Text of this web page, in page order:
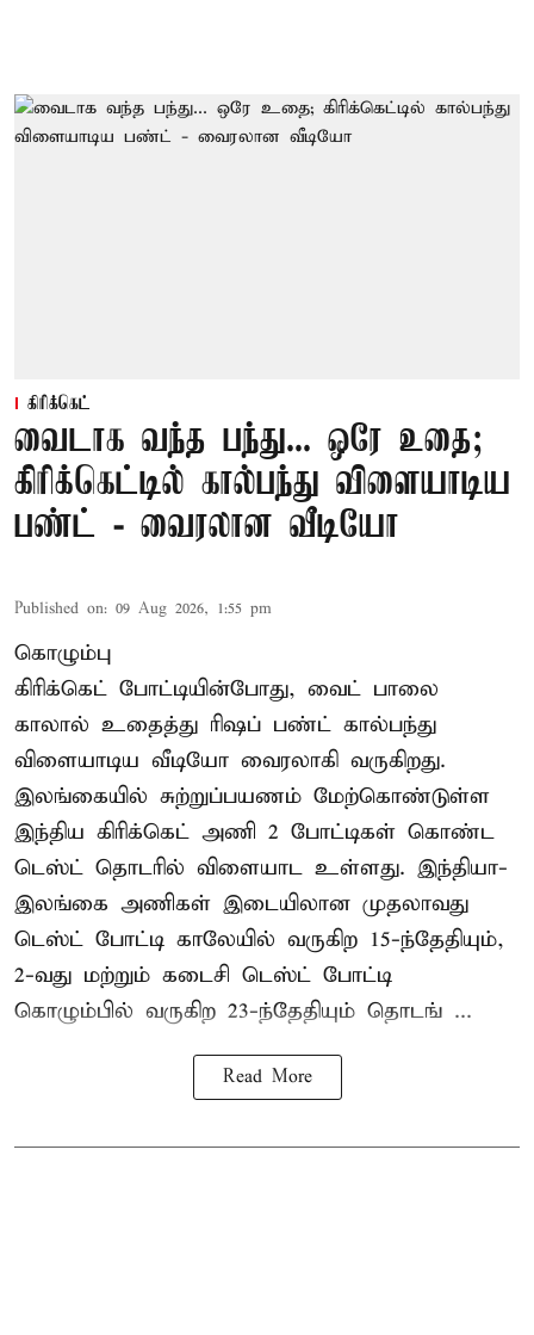
கிரிக்கெட்
வைடாக வந்த பந்து... ஒரே உதை;
கிரிக்கெட்டில் கால்பந்து விளையாடிய
பண்ட் - வைரலான வீடியோ
Published on: 09 Aug 2026, 1:55 pm
கொழும்பு
கிரிக்கெட் போட்டியின்போது, வைட் பாலை
காலால் உதைத்து ரிஷப் பண்ட் கால்பந்து
விளையாடிய வீடியோ வைரலாகி வருகிறது.
இலங்கையில் சுற்றுப்பயணம் மேற்கொண்டுள்ள
இந்திய கிரிக்கெட் அணி 2 போட்டிகள் கொண்ட
டெஸ்ட் தொடரில் விளையாட உள்ளது. இந்தியா-
இலங்கை அணிகள் இடையிலான முதலாவது
டெஸ்ட் போட்டி காலேயில் வருகிற 15-ந்தேதியும்,
2-வது மற்றும் கடைசி டெஸ்ட் போட்டி
கொழும்பில் வருகிற 23-ந்தேதியும் தொடங் ...
Read More